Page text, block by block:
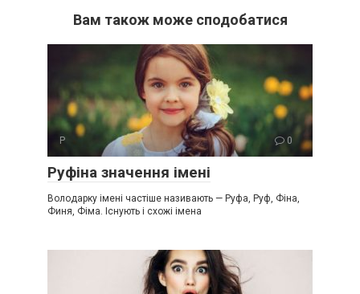
Вам також може сподобатися
Р 0
Руфіна значення імені
Володарку імені частіше називають — Руфа, Руф, Фіна,
Финя, Фіма. Існують і схожі імена